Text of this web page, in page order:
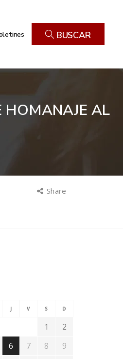
BUSCAR
HOMANAJE AL
Share
J V S D
1
2
6 7 8
9